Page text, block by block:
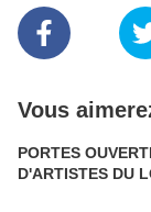
Vous
PORTES
D'ARTISTES DU